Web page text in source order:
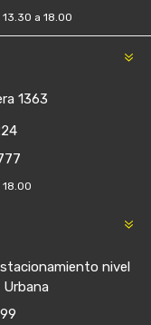
a 18.00
1363
nivel